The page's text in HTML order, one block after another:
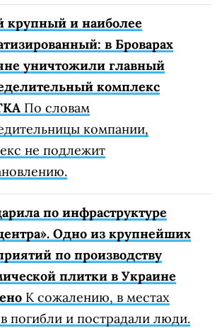
крупный и наиболее
в Броварах
уничтожили главный
комплекс
По словам
компании,
не подлежит
по инфраструктуре
Одно из крупнейших
по производству
плитки в Украине
К сожалению, в местах
погибли и пострадали люди.